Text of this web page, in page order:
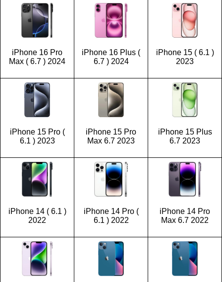
iPhone 16 Pro
Max ( 6.7 ) 2024
iPhone 16 Plus (
6.7 ) 2024
iPhone 15 ( 6.1 )
2023
iPhone 15 Pro (
6.1 ) 2023
iPhone 15 Pro
Max 6.7 2023
iPhone 15 Plus
6.7 2023
iPhone 14 ( 6.1 )
2022
iPhone 14 Pro (
6.1 ) 2022
iPhone 14 Pro
Max 6.7 2022